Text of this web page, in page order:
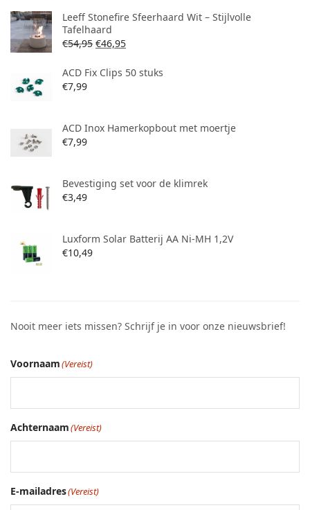
Leeff Stonefire Sfeerhaard Wit – Stijlvolle
Tafelhaard
€54,95 €46,95
ACD Fix Clips 50 stuks
€7,99
ACD Inox Hamerkopbout met moertje
€7,99
Bevestiging set voor de klimrek
€3,49
Luxform Solar Batterij AA Ni-MH 1,2V
€10,49
Nooit meer iets missen? Schrijf je in voor onze nieuwsbrief!
Voornaam(Vereist)
Achternaam(Vereist)
E-mailadres(Vereist)